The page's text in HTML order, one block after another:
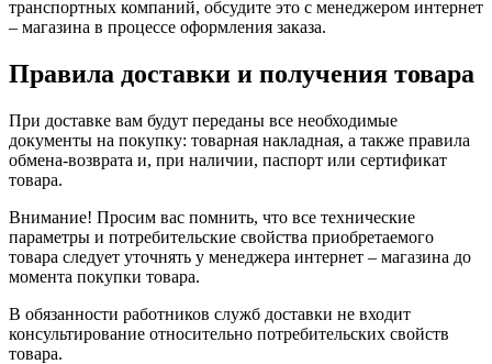
транспортных компаний, обсудите это с менеджером интернет
– магазина в процессе оформления заказа.
Правила доставки и получения товара
При доставке вам будут переданы все необходимые
документы на покупку: товарная накладная, а также правила
обмена-возврата и, при наличии, паспорт или сертификат
товара.
Внимание! Просим вас помнить, что все технические
параметры и потребительские свойства приобретаемого
товара следует уточнять у менеджера интернет – магазина до
момента покупки товара.
В обязанности работников служб доставки не входит
консультирование относительно потребительских свойств
товара.